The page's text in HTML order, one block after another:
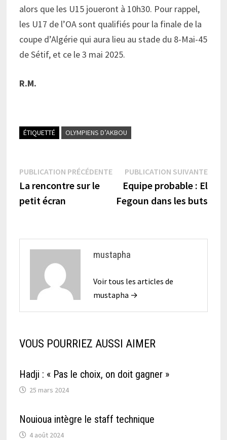
alors que les U15 joueront à 10h30. Pour rappel,
les U17 de l’OA sont qualifiés pour la finale de la
coupe d’Algérie qui aura lieu au stade du 8-Mai-45
de Sétif, et ce le 3 mai 2025.
R.M.
ÉTIQUETTÉ OLYMPIENS D’AKBOU
Navigation
de
l’article
PUBLICATION PRÉCÉDENTEPublication
précédente :
La rencontre sur le
petit écran
PUBLICATION SUIVANTE
Equipe probable : El
Fegoun dans les buts
mustapha
Voir tous les articles de
mustapha →
VOUS POURRIEZ AUSSI AIMER
Hadji : « Pas le choix, on doit gagner »
25 mars 2024
Nouioua intègre le staff technique
4 août 2024